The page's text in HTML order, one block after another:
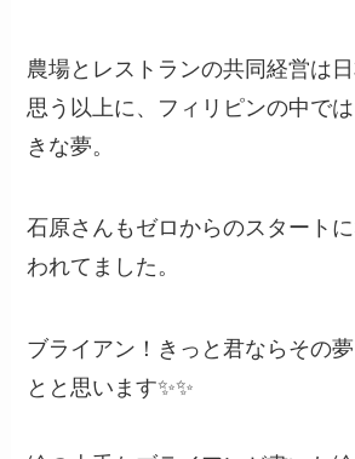
農場とレストランの共同経営は
思う以上に、フィリピンの中で
きな夢。
石原さんもゼロからのスタート
われてました。
ブライアン！きっと君ならその
とと思います✨✨